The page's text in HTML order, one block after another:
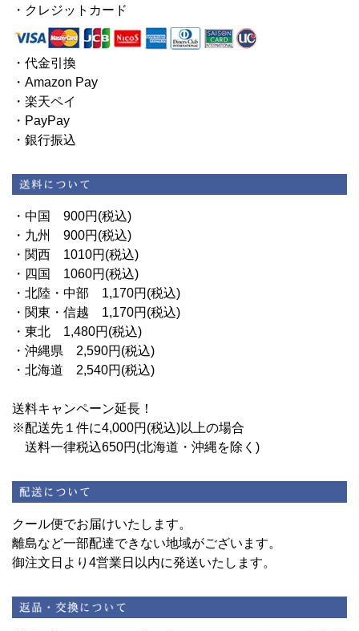
・クレジットカード
・代金引換
・Amazon Pay
・楽天ペイ
・PayPay
・銀行振込
・中国 900円(税込)
・九州 900円(税込)
・関西 1010円(税込)
・四国 1060円(税込)
・北陸・中部 1,170円(税込)
・関東・信越 1,170円(税込)
・東北 1,480円(税込)
・沖縄県 2,590円(税込)
・北海道 2,540円(税込)
送料キャンペーン延長！
※配送先１件に4,000円(税込)以上の場合
送料一律税込650円(北海道・沖縄を除く)
クール便でお届けいたします。
離島など一部配達できない地域がございます。
御注文日より4営業日以内に発送いたします。